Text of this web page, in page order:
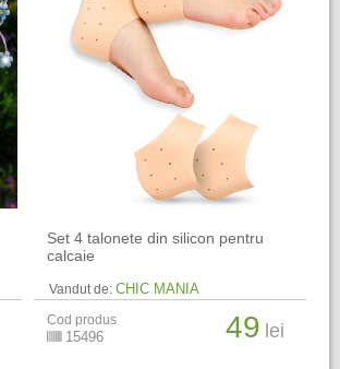
Set 4 talonete din silicon pentru
calcaie
Vandut de: CHIC MANIA
Cod produs
15496 49 lei